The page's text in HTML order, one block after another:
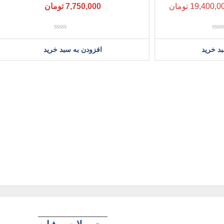
تومان
خرید
از
7,750,000 تومان
افزودن به سبد خرید
از